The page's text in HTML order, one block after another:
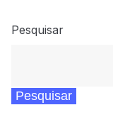
Pesquisar
Pesquisar